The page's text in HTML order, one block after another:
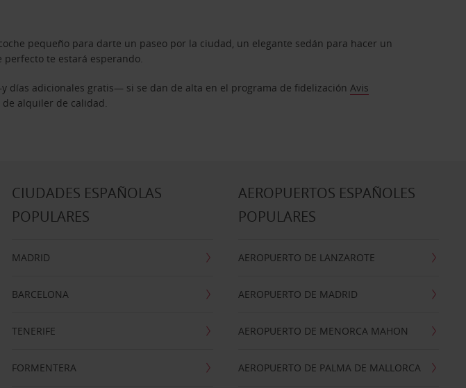
pequeño para darte un paseo por la ciudad, un elegante sedán para hacer un
perfecto te estará esperando.
días adicionales gratis— si se dan de alta en el programa de fidelizaciónAvis
alquiler de calidad.
CIUDADES ESPAÑOLAS
POPULARES
MADRID
BARCELONA
TENERIFE
FORMENTERA
AEROPUERTOS ESPAÑOLES
POPULARES
AEROPUERTO DE LANZAROTE
AEROPUERTO DE MADRID
AEROPUERTO DE MENORCA MAHON
AEROPUERTO DE PALMA DE MALLORCA